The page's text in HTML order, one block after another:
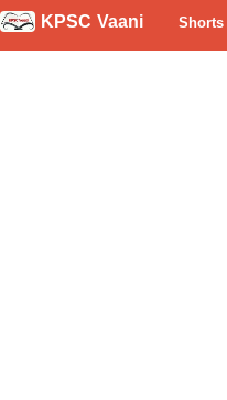
KPSC Vaani Shorts